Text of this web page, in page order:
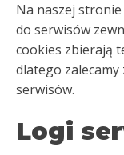
Na naszej stronie
do serwisów
cookies zbierają
dlatego
serwisów.
Logi